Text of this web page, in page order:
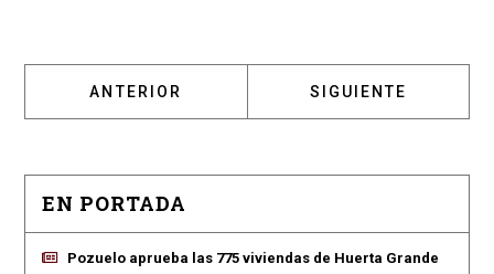
ARTÍCULO ANTERIOR: LA ALCALDESA
ANTERIOR ARTÍCULO
SIGUIENTE
EN PORTADA
Pozuelo aprueba las 775 viviendas de Huerta Grande